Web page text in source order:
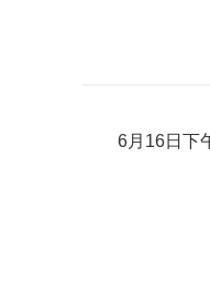
6月16日下